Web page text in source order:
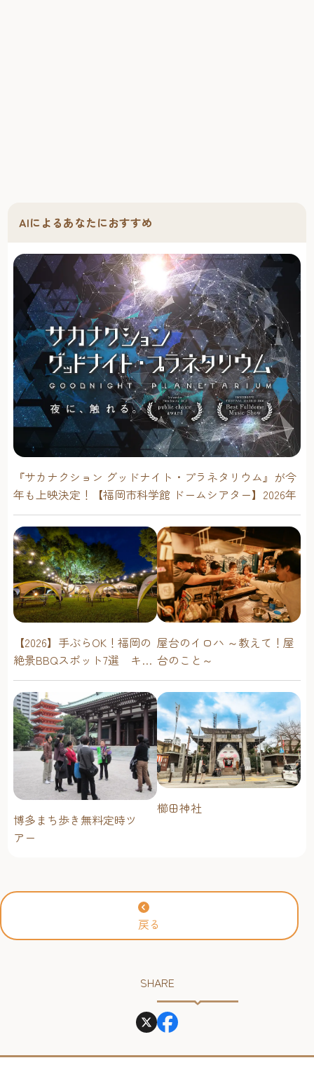
AIによるあなたにおすすめ
『サカナクション グッドナイト・プラネタリウム』が今
年も上映決定！【福岡市科学館 ドームシアター】2026年
【2026】手ぶらOK！福岡の
絶景BBQスポット7選 キャ
ンプ場・海辺・公園で手軽
に楽しむ
屋台のイロハ ～教えて！屋
台のこと～
博多まち歩き無料定時ツ
アー
櫛田神社
戻る
SHARE